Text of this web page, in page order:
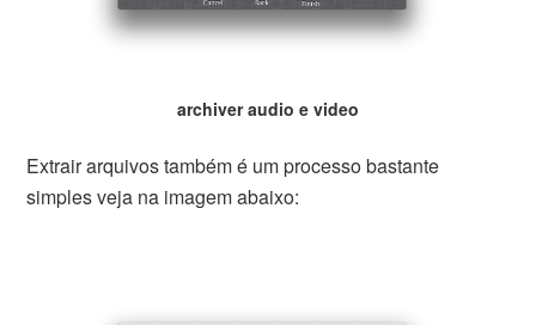
archiver audio e video
Extrair arquivos também é um processo bastante
simples veja na imagem abaixo: